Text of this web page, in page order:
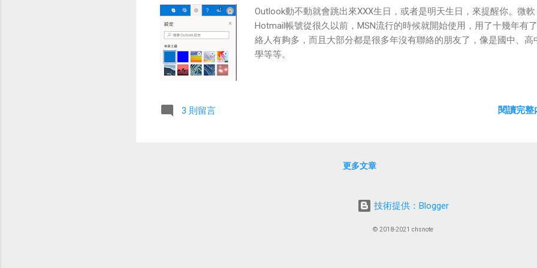
Outlook動不動就會跳出來XXX生日，或者是明天生日，來提醒你。微軟
Hotmail帳號從很久以前，MSN流行的時候就開始使用，用了十幾年有
絡人有夠多，而且大部分都是很多年沒有聯絡的朋友了，像是國中、高
學等等。
3 則留言 閱讀完整
更多文章
技術提供：Blogger
© 2018-2021 chsnote